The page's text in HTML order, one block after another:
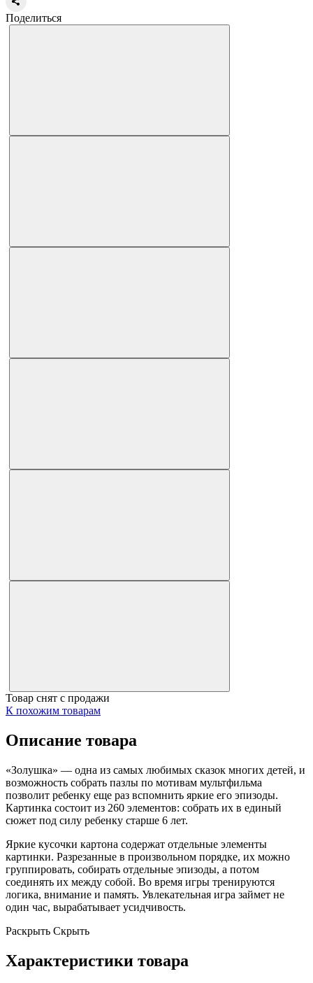
Поделиться
Товар снят с продажи
К похожим товарам
Описание товара
«Золушка» — одна из самых любимых сказок многих детей, и
возможность собрать пазлы по мотивам мультфильма
позволит ребенку еще раз вспомнить яркие его эпизоды.
Картинка состоит из 260 элементов: собрать их в единый
сюжет под силу ребенку старше 6 лет.
Яркие кусочки картона содержат отдельные элементы
картинки. Разрезанные в произвольном порядке, их можно
группировать, собирать отдельные эпизоды, а потом
соединять их между собой. Во время игры тренируются
логика, внимание и память. Увлекательная игра займет не
один час, вырабатывает усидчивость.
Раскрыть Скрыть
Характеристики товара